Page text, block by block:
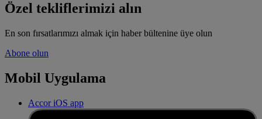
Özel tekliflerimizi alın
En son fırsatlarımızı almak için haber bültenine üye olun
Abone olun
Mobil Uygulama
Accor iOS app